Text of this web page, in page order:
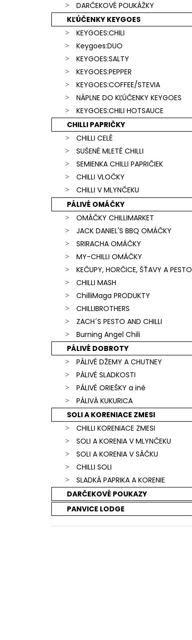
DARČEKOVÉ POUKÁŽKY
KĽÚČENKY KEYGOES
KEYGOES:CHILI
Keygoes:DUO
KEYGOES:SALTY
KEYGOES:PEPPER
KEYGOES:COFFEE/STEVIA
NÁPLNE DO KĽÚČENKY KEYGOES
KEYGOES:CHILI HOTSAUCE
CHILLI PAPRIČKY
CHILLI CELÉ
SUŠENÉ MLETÉ CHILLI
SEMIENKA CHILLI PAPRIČIEK
CHILLI VLOČKY
CHILLI V MLYNČEKU
PÁLIVÉ OMÁČKY
OMÁČKY CHILLIMARKET
JACK DANIEL'S BBQ OMÁČKY
SRIRACHA OMÁČKY
MY-CHILLI OMÁČKY
KEČUPY, HORČICE, ŠŤAVY A PESTO
CHILLI MASH
ChilliMaga PRODUKTY
CHILLIBROTHERS
ZACH´S PESTO AND CHILLI
Burning Angel Chili
PÁLIVÉ DOBROTY
PÁLIVÉ DŽEMY A CHUTNEY
PÁLIVÉ SLADKOSTI
PÁLIVÉ ORIEŠKY a iné
PÁLIVÁ KUKURICA
SOLI A KORENIACE ZMESI
CHILLI KORENIACE ZMESI
SOLI A KORENIA V MLYNČEKU
SOLI A KORENIA V SÁČKU
CHILLI SOLI
SLADKÁ PAPRIKA A KORENIE
DARČEKOVÉ POUKAZY
PANVICE LODGE
€15,90